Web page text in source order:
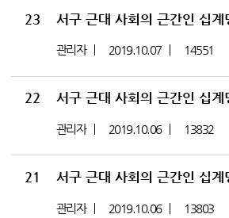
23
관리자 2019.10.07 14551
22
관리자 2019.10.06 13832
21
관리자 2019.10.06 13803